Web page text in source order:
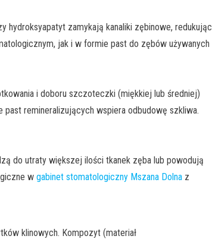
zamykają kanaliki zębinowe, redukując
jak i w formie past do zębów używanych
i doboru szczoteczki (miękkiej lub średniej)
past remineralizujących wspiera odbudowę szkliwa.
do utraty większej ilości tkanek zęba lub powodują
w gabinet stomatologiczny Mszana Dolna z
klinowych. Kompozyt (materiał